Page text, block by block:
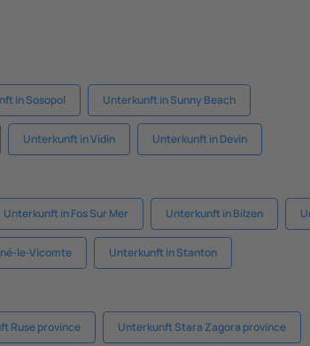
in Sosopol Unterkunft in Sunny Beach
Unterkunft in Vidin Unterkunft in Devin
Unterkunft in Fos Sur Mer Unterkunft in Bilzen
le-Vicomte Unterkunft in Stanton
Ruse province Unterkunft Stara Zagora province